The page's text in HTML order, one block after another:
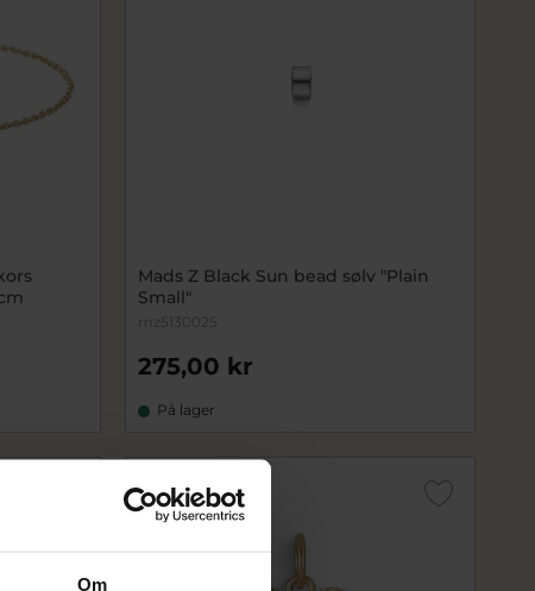
Om
Mads Z Black Sun bead sølv "Plain
Small"
mz5130025
275,00 kr
På lager
SALE